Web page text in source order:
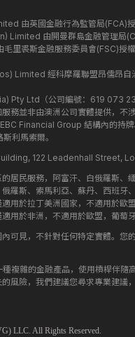
由英國金融行為監管局(FCA)
Limited 由開曼群島金融管理局
里裘斯金融服務委員會(FSC)
Limited 經科摩羅聯盟昂儒昂
Pty Ltd（公司編號：619 073
務並非由澳洲公司實體提供，不
Financial Group 結構內的持
利馬索爾。
122 Leadenhall Street,
居民服務，阿富汗、白俄羅斯
俄羅斯、索馬利亞、蘇丹、西班
用於拉丁美洲國家，不適用於歐盟
用於非洲，不適用於歐盟，葡萄牙
可見，不針對任何特定實體。您
種複雜的金融產品，使用槓桿伴隨
風險，我們建議您尋求專業建
LLC. All Rights Reserved.